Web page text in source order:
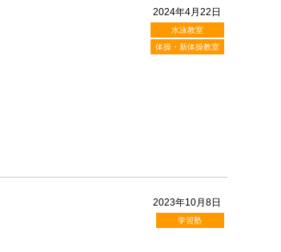
2024年4月22日
水泳教室
体操・新体操教室
2023年10月8日
学習塾